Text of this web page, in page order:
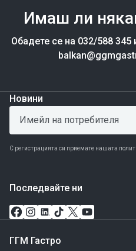
Имаш ли
Обадете се на 032/588
Новини
С регистрацията си приемате нашата
Последвайте ни
ГГМ Гастро